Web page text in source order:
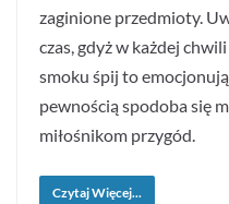
zaginione przedmioty.
czas, gdyż w każdej
smoku śpij to
pewnością spodoba się
miłośnikom przygód.
Czytaj Więcej...